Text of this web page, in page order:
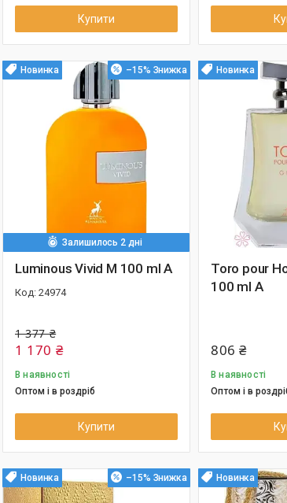
Купити
Новинка –15%
Залишилось 2 дні
Luminous Vivid M 100 ml A
24974
1 377 ₴
1 170 ₴
В наявності
Оптом і в роздріб
Купити
Новинка
Toro pour
100 ml A
806 ₴
В наявності
Оптом і в
Новинка –15% Новинка